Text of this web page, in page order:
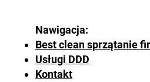
Nawigacja:​
Best clean sprzątanie
Usługi DDD
Kontakt